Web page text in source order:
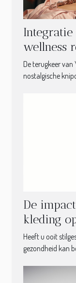
wellness
De terugkeer van
nostalgische
De
kleding
Heeft u ooit
gezondheid kan